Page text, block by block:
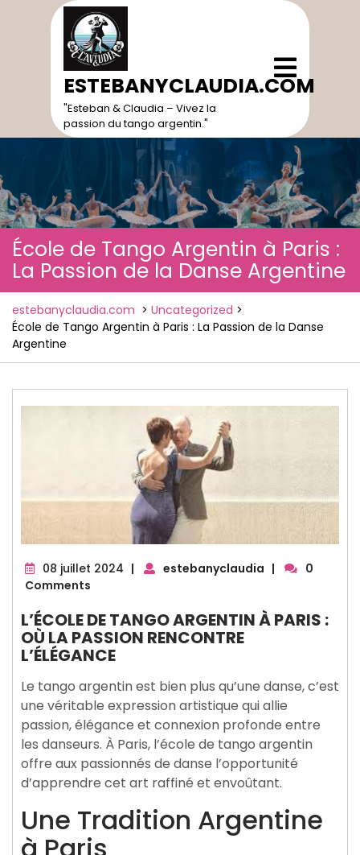
ESTEBANYCLAUDIA.COM
"Esteban & Claudia – Vivez la
passion du tango argentin."
Open
Menu
École de Tango Argentin à Paris :
La Passion de la Danse Argentine
estebanyclaudia.com > Uncategorized >
École de Tango Argentin à Paris : La Passion de la Danse
Argentine
08 juillet 2024 08
| estebanyclaudia |
0
Comments
L’ÉCOLE DE TANGO ARGENTIN À PARIS :
OÙ LA PASSION RENCONTRE
L’ÉLÉGANCE
Le tango argentin est bien plus qu’une danse, c’est
une véritable expression artistique qui allie
passion, élégance et connexion profonde entre
les danseurs. À Paris, l’école de tango argentin
offre aux passionnés de danse l’opportunité
d’apprendre cet art raffiné et envoûtant.
Une Tradition Argentine